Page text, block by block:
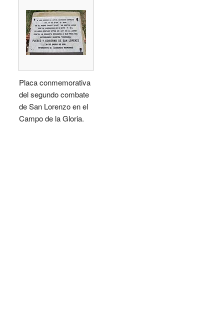
Placa conmemorativa
del segundo combate
de San Lorenzo en el
Campo de la Gloria.